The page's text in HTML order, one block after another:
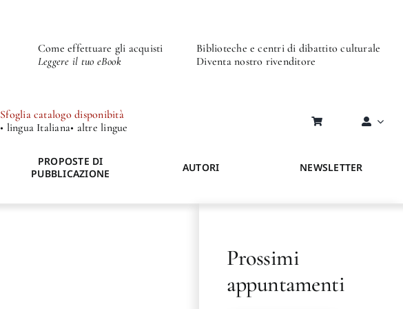
Come effettuare gli acquisti
Leggere il tuo eBook
Biblioteche e centri di dibattito culturale
Diventa nostro rivenditore
Sfoglia catalogo disponibità
• lingua Italiana• altre lingue
PROPOSTE DI
PUBBLICAZIONE
AUTORI NEWSLETTER
Prossimi
appuntamenti